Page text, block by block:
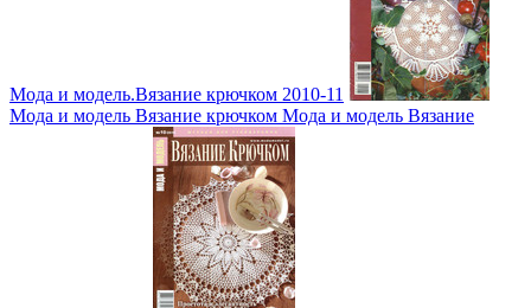
Мода и модель.Вязание крючком 2010-11
Мода и модель Вязание крючком Мода и модель Вязание